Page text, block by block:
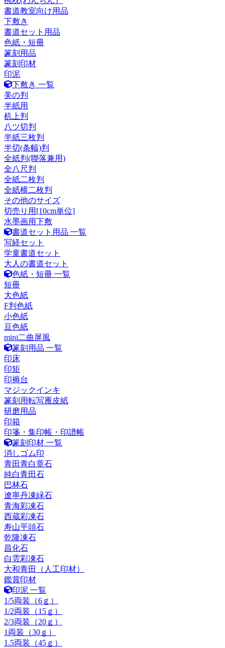
書道教室向け用品
下敷き
書道セット用品
色紙・短冊
篆刻用品
篆刻印材
印泥
下敷き 一覧
美の判
半紙用
机上判
八ツ切判
半紙三枚判
半切(条幅)判
全紙判(聯落兼用)
全八尺判
全紙二枚判
全紙横二枚判
その他のサイズ
切売り用[10cm単位]
水墨画用下敷
書道セット用品 一覧
写経セット
学童書道セット
大人の書道セット
色紙・短冊 一覧
短冊
大色紙
F判色紙
小色紙
豆色紙
mini二曲屏風
篆刻用品 一覧
印床
印矩
印褥台
マジックインキ
篆刻用転写雁皮紙
研磨用品
印箱
印箋・集印帳・印譜帳
篆刻印材 一覧
消しゴム印
青田青白章石
純白青田石
巴林石
遼寧丹凍緑石
青海彩凍石
西蔵彩凍石
寿山平頭石
乾隆凍石
昌化石
白雲彩凍石
大和青田（人工印材）
鑑賞印材
印泥 一覧
1/5両装（6ｇ）
1/2両装（15ｇ）
2/3両装（20ｇ）
1両装（30ｇ）
1.5両装（45ｇ）